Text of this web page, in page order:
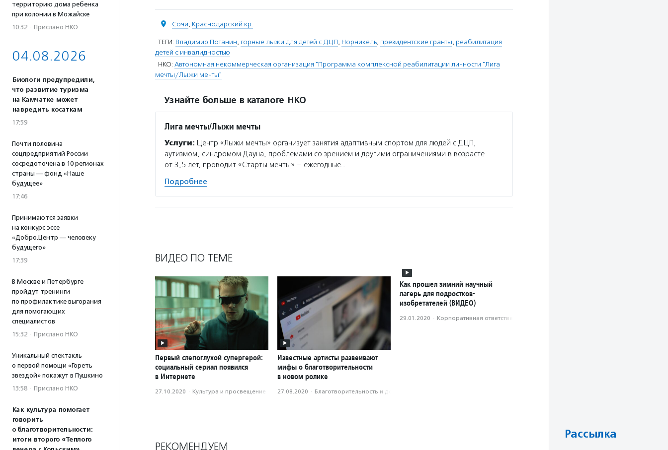
территорию дома ребенка
при колонии в Можайске
10:32 · Прислано НКО
04.08.2026
Биологи предупредили,
что развитие туризма
на Камчатке может
навредить косаткам
17:59
Почти половина
соцпредприятий России
сосредоточена в 10 регионах
страны — фонд «Наше
будущее»
17:46
Принимаются заявки
на конкурс эссе
«Добро.Центр — человеку
будущего»
17:39
В Москве и Петербурге
пройдут тренинги
по профилактике выгорания
для помогающих
специалистов
15:32 · Прислано НКО
Уникальный спектакль
о первой помощи «Гореть
звездой» покажут в Пушкино
13:58 · Прислано НКО
Как культура помогает
говорить
о благотворительности:
итоги второго «Теплого
Сочи, Краснодарский кр.
ТЕГИ: Владимир Потанин, горные лыжи для детей с ДЦП, Норникель, президентские гранты, реабилитация
детей с инвалидностью
НКО: Автономная некоммерческая организация "Программа комплексной реабилитации личности "Лига
мечты/Лыжи мечты"
Узнайте больше в каталоге НКО
Лига мечты/Лыжи мечты
Услуги: Центр «Лыжи мечты» организует занятия адаптивным спортом для людей с ДЦП,
аутизмом, синдромом Дауна, проблемами со зрением и другими ограничениями в возрасте
от 3,5 лет, проводит «Старты мечты» – ежегодные…
Подробнее
ВИДЕО ПО ТЕМЕ
Первый слепоглухой супергерой:
социальный сериал появился
в Интернете
27.10.2020 · Культура и просвещение
Известные артисты развеивают
мифы о благотворительности
в новом ролике
27.08.2020 · Благотвори­тель­ность и доброволь­чест­во
Как прошел зимний научный
лагерь для подростков-
изобретателей (ВИДЕО)
29.01.2020 · Корпоративная ответственность
РЕКОМЕНДУЕМ
Рассылка